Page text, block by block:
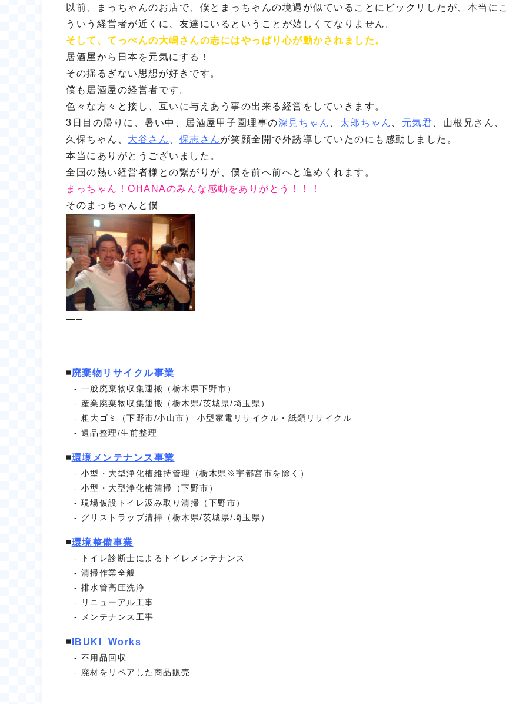
以前、まっちゃんのお店で、僕とまっちゃんの境遇が似ていることにビックリしたが、本当にこ
ういう経営者が近くに、友達にいるということが嬉しくてなりません。
そして、てっぺんの大嶋さんの志にはやっぱり心が動かされました。
居酒屋から日本を元気にする！
その揺るぎない思想が好きです。
僕も居酒屋の経営者です。
色々な方々と接し、互いに与えあう事の出来る経営をしていきます。
3日目の帰りに、暑い中、居酒屋甲子園理事の深見ちゃん 太郎ちゃん 元気君 、山根兄さん、
久保ちゃん、 大谷さん 保志さん が笑顔全開で外誘導していたのにも感動しました。
本当にありがとうございました。
全国の熱い経営者様との繋がりが、僕を前へ前へと進めくれます。
まっちゃん！OHANAのみんな感動をありがとう！！！
そのまっちゃんと僕
—–
◾️廃棄物リサイクル事業
一般廃棄物収集運搬（栃木県下野市）
産業廃棄物収集運搬（栃木県/茨城県/埼玉県）
粗大ゴミ（下野市/小山市）
小型家電リサイクル・紙類リサイクル
遺品整理/生前整理
◾️環境メンテナンス事業
小型・大型浄化槽維持管理（栃木県※宇都宮市を除く）
小型・大型浄化槽清掃（下野市）
現場仮設トイレ汲み取り清掃（下野市）
グリストラップ清掃（栃木県/茨城県/埼玉県）
◾️環境整備事業
トイレ診断士によるトイレメンテナンス
清掃作業全般
排水管高圧洗浄
リニューアル工事
メンテナンス工事
◾️ IBUKI_Works
不用品回収
廃材をリペアした商品販売